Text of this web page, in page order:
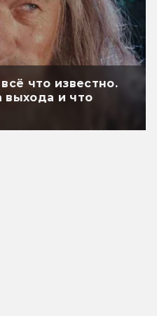
что известно.
выхода и что